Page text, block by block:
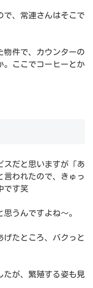
で、常連さんはそこで
物件で、カウンターの
。ここでコーヒーとか
スだと思いますが「あ
言われたので、きゅっ
です笑
うんですよね〜。
げたところ、バクっと
たが、繁殖する姿も見